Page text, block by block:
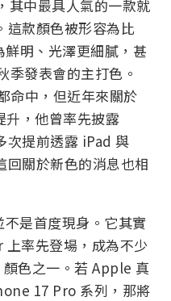
其中最具人氣的一款就
款顏色被形容為比
明、光澤更細膩，甚
發表會的主打色。
命中，但近年來關於
，他曾率先披露
提前透露 iPad 與
回關於新色的消息也相
是首度現身。它其實
率先登場，成為不少
色之一。若 Apple 真
17 Pro 系列，那將